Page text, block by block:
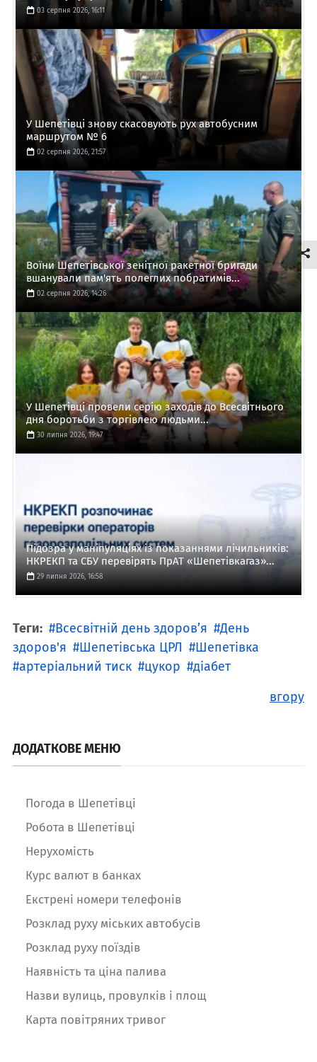
03 серпня 2026, 16:11
У Шепетівці знову скасовують рух автобусним
маршрутом № 6
02 серпня 2026, 21:57
Воїни Шепетівської зенітної ракетної бригади
вшанували пам'ять полеглих побратимів...
02 серпня 2026, 14:26
У Шепетівці провели серію заходів до Всесвітнього
дня боротьби з торгівлею людьми...
30 липня 2026, 19:47
Підозра у маніпуляціях із показаннями лічильників:
НКРЕКП та СБУ перевірять ПрАТ «Шепетівкагаз»...
29 липня 2026, 16:58
Теги: Всесвітній день здоров’я
День
здоров'я
Шепетівська ЦРЛ
Шепетівка
артеріальний тиск
цукор
діабет
вгору
ДОДАТКОВЕ МЕНЮ
Погода в Шепетівці
Робота в Шепетівці
Нерухомість
Курс валют в банках
Екстрені номери телефонів
Розклад руху міських автобусів
Розклад руху поїздів
Наявність та ціна палива
Назви вулиць, провулків і площ
Карта повітряних тривог